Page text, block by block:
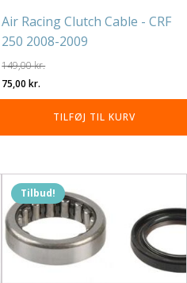
Air Racing Clutch Cable - CRF
250 2008-2009
149,00kr.
Den
oprindelige
var:
75,00kr.
aktuelle
pris
er:
TILFØJ TIL KURV
Tilbud!